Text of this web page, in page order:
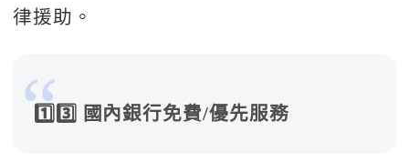
律援助。
1️⃣3️⃣ 國內銀行免費/優先服務